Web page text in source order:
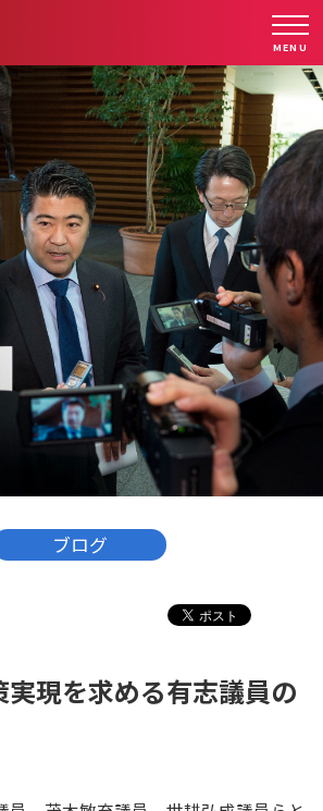
MENU
ブログ
現を求める有志議員の